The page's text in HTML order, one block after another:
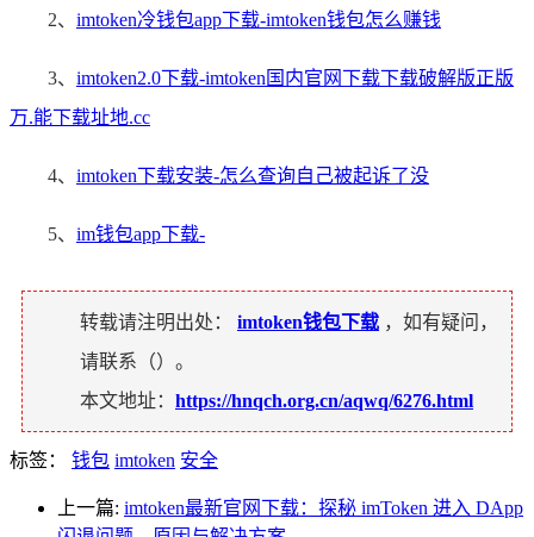
2、 imtoken冷钱包app下载-imtoken钱包怎么赚钱
3、 imtoken2.0下载-imtoken国内官网下载下载破解版正版
万.能下载址地.cc
4、 imtoken下载安装-怎么查询自己被起诉了没
5、 im钱包app下载-
转载请注明出处： imtoken钱包下载 ，如有疑问，
请联系（）。
本文地址： https://hnqch.org.cn/aqwq/6276.html
标签： 钱包 imtoken 安全
上一篇: imtoken最新官网下载：探秘 imToken 进入 DApp